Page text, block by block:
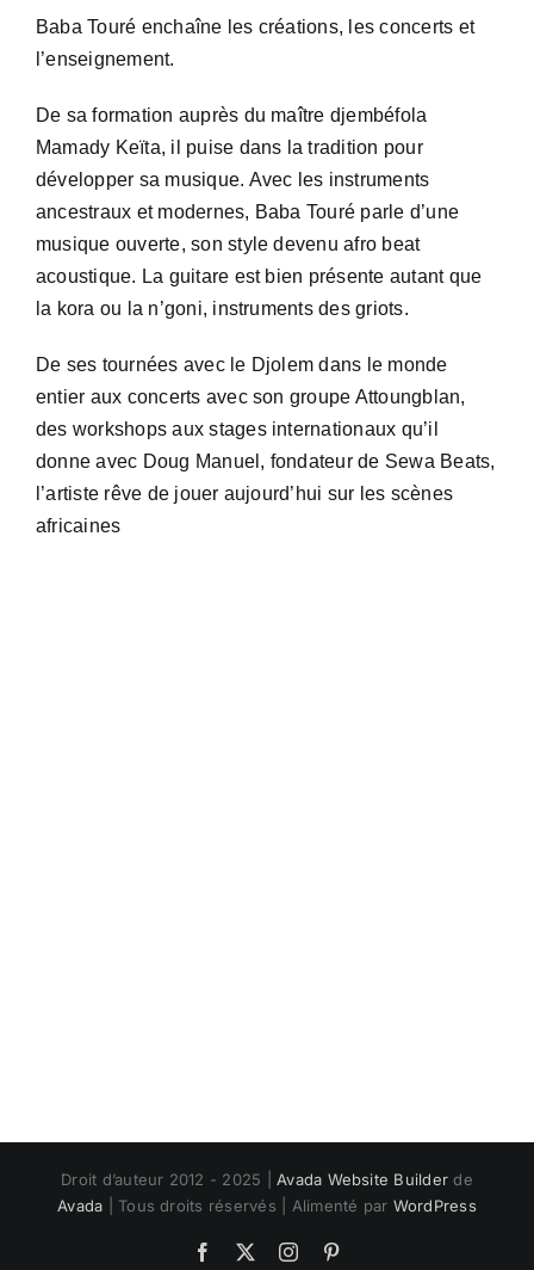
Baba Touré enchaîne les créations, les concerts et
l’enseignement.
De sa formation auprès du maître djembéfola
Mamady Keïta, il puise dans la tradition pour
développer sa musique. Avec les instruments
ancestraux et modernes, Baba Touré parle d’une
musique ouverte, son style devenu afro beat
acoustique. La guitare est bien présente autant que
la kora ou la n’goni, instruments des griots.
De ses tournées avec le Djolem dans le monde
entier aux concerts avec son groupe Attoungblan,
des workshops aux stages internationaux qu’il
donne avec Doug Manuel, fondateur de Sewa Beats,
l’artiste rêve de jouer aujourd’hui sur les scènes
africaines
Droit d’auteur 2012 - 2025 |Avada Website Builder de
Avada | Tous droits réservés | Alimenté par WordPress
Facebook Instagram